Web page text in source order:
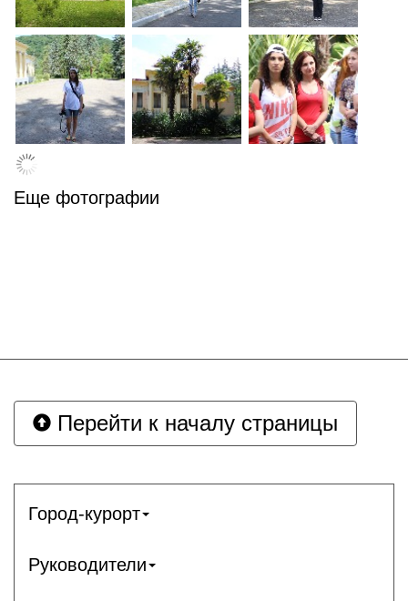
Еще фотографии
Перейти к началу страницы
Город-курорт
Руководители